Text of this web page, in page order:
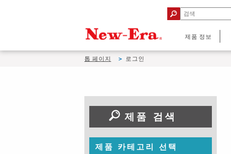
제품 정보
톱 페이지 로그인
제품 검색
제품 카테고리 선택